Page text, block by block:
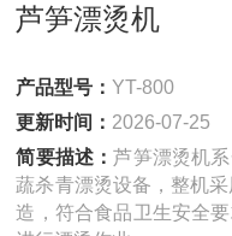
芦笋漂烫机
产品型号：YT-800
更新时间： 2026-07-25
简要描述：芦笋漂烫机
蔬杀青漂烫设备，整机
造，符合食品卫生安全